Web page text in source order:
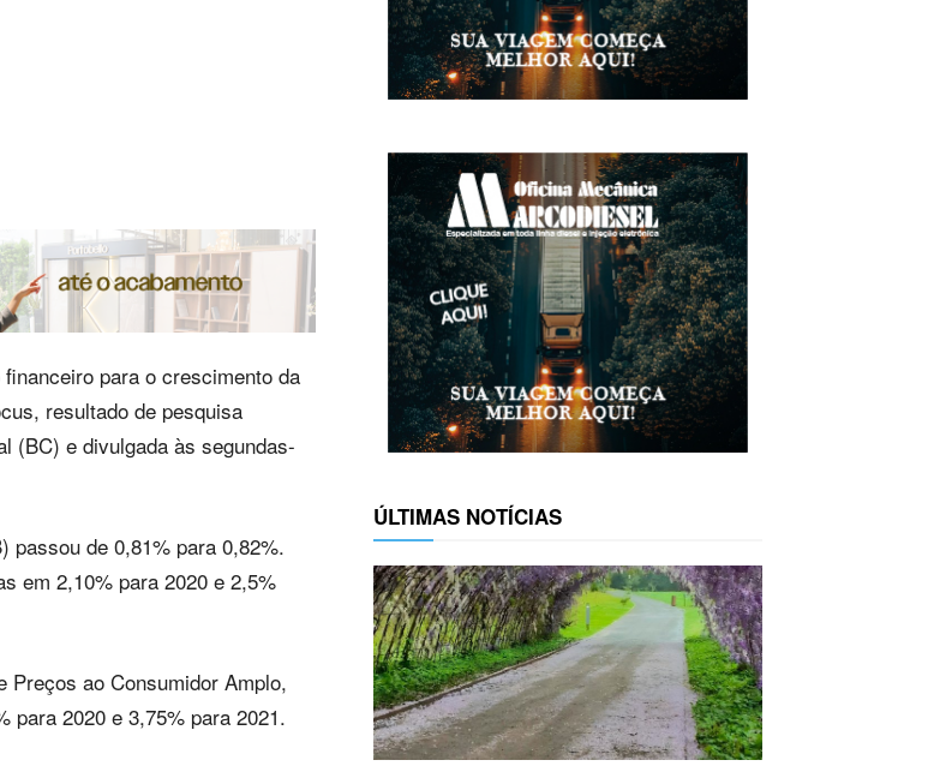
para o crescimento da
resultado de pesquisa
(BC) e divulgada às segundas-
passou de 0,81% para 0,82%.
em 2,10% para 2020 e 2,5%
ao Consumidor Amplo,
para 2020 e 3,75% para 2021.
ÚLTIMAS NOTÍCIAS